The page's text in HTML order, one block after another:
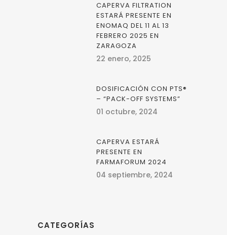
CAPERVA FILTRATION
ESTARÁ PRESENTE EN
ENOMAQ DEL 11 AL 13
FEBRERO 2025 EN
ZARAGOZA
22 enero, 2025
DOSIFICACIÓN CON PTS®
– “PACK-OFF SYSTEMS”
01 octubre, 2024
CAPERVA ESTARÁ
PRESENTE EN
FARMAFORUM 2024
04 septiembre, 2024
CATEGORÍAS